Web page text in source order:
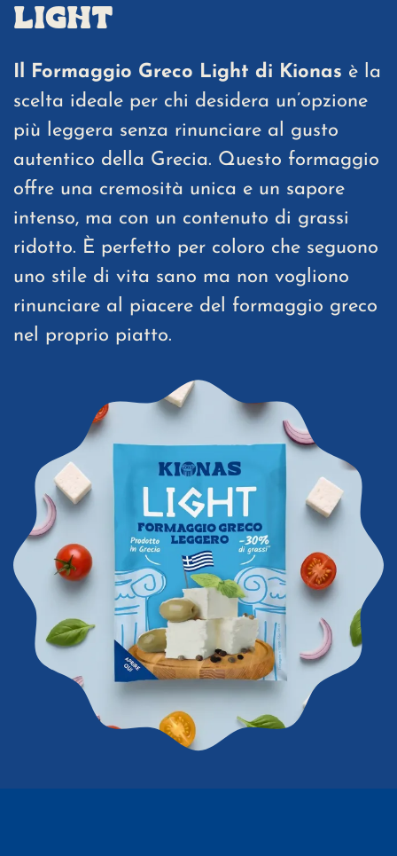
LIGHT
Il Formaggio Greco Light di Kionas è la
scelta ideale per chi desidera un’opzione
più leggera senza rinunciare al gusto
autentico della Grecia. Questo formaggio
offre una cremosità unica e un sapore
intenso, ma con un contenuto di grassi
ridotto. È perfetto per coloro che seguono
uno stile di vita sano ma non vogliono
rinunciare al piacere del formaggio greco
nel proprio piatto.